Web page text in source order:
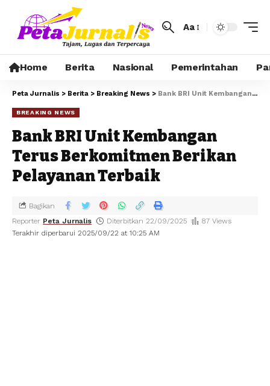
Aa
Home Berita Nasional Pemerintahan
Peta Jurnalis > Berita > Breaking News > Bank BRI Unit Kembangan Terus Berkomitmen Berikan Pelayanan Terbaik
BREAKING NEWS
Bank BRI Unit Kembangan
Terus Berkomitmen Berikan
Pelayanan Terbaik
Terakhir diperbarui 2025/09/22 at 10:25 AM
Reporter Peta Jurnalis Diterbitkan 22/09/2025 87 Views
Bagikan